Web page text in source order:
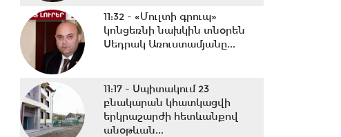
11:32 - «Մուլտի գրուպ»
կոնցեռնի նախկին տնօրեն
Սեդրակ Առուստամյանը...
11:17 - Սպիտակում 23
բնակարան կհատկացվի
երկրաշարժի հետևանքով
անօթևան...